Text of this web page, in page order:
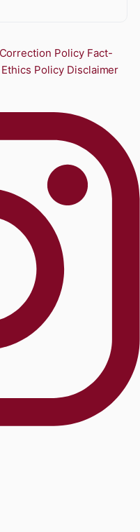
Correction Policy Fact-
Ethics Policy Disclaimer